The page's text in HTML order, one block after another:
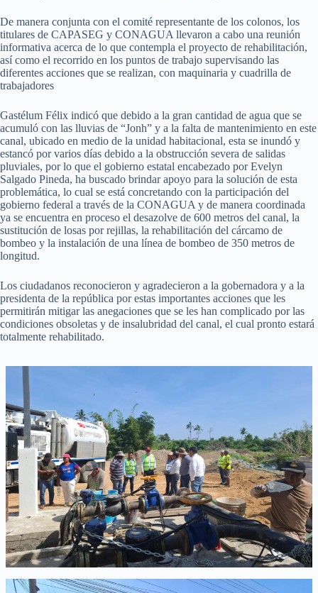
De manera conjunta con el comité representante de los colonos, los
titulares de CAPASEG y CONAGUA llevaron a cabo una reunión
informativa acerca de lo que contempla el proyecto de rehabilitación,
así como el recorrido en los puntos de trabajo supervisando las
diferentes acciones que se realizan, con maquinaria y cuadrilla de
trabajadores
Gastélum Félix indicó que debido a la gran cantidad de agua que se
acumuló con las lluvias de “Jonh” y a la falta de mantenimiento en este
canal, ubicado en medio de la unidad habitacional, esta se inundó y
estancó por varios días debido a la obstrucción severa de salidas
pluviales, por lo que el gobierno estatal encabezado por Evelyn
Salgado Pineda, ha buscado brindar apoyo para la solución de esta
problemática, lo cual se está concretando con la participación del
gobierno federal a través de la CONAGUA y de manera coordinada
ya se encuentra en proceso el desazolve de 600 metros del canal, la
sustitución de losas por rejillas, la rehabilitación del cárcamo de
bombeo y la instalación de una línea de bombeo de 350 metros de
longitud.
Los ciudadanos reconocieron y agradecieron a la gobernadora y a la
presidenta de la república por estas importantes acciones que les
permitirán mitigar las anegaciones que se les han complicado por las
condiciones obsoletas y de insalubridad del canal, el cual pronto estará
totalmente rehabilitado.